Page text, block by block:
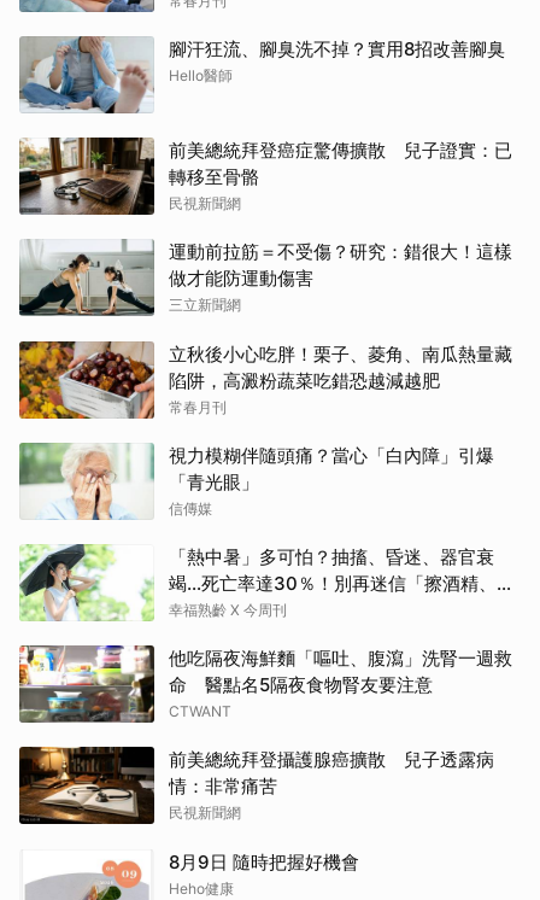
腳汗狂流、腳臭洗不掉？實用8招改善腳臭
Hello醫師
前美總統拜登癌症驚傳擴散 兒子證實：已
轉移至骨骼
民視新聞網
運動前拉筋＝不受傷？研究：錯很大！這樣
做才能防運動傷害
三立新聞網
立秋後小心吃胖！栗子、菱角、南瓜熱量藏
陷阱，高澱粉蔬菜吃錯恐越減越肥
常春月刊
視力模糊伴隨頭痛？當心「白內障」引爆
「青光眼」
信傳媒
「熱中暑」多可怕？抽搐、昏迷、器官衰
竭…死亡率達30％！別再迷信「擦酒精、吃
退燒藥」，5招才能真救命
幸福熟齡 X 今周刊
他吃隔夜海鮮麵「嘔吐、腹瀉」洗腎一週救
命 醫點名5隔夜食物腎友要注意
CTWANT
前美總統拜登攝護腺癌擴散 兒子透露病
情：非常痛苦
民視新聞網
8月9日 隨時把握好機會
Heho健康